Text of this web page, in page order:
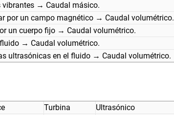
vibrantes → Caudal másico.
por un campo magnético → Caudal volumétrico.
un cuerpo fijo → Caudal volumétrico.
→ Caudal volumétrico.
ultrasónicas en el fluido → Caudal volumétrico.
Turbina
Ultrasónico